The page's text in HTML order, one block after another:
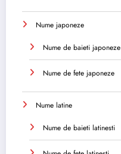
Nume japoneze
Nume de baieti japoneze
Nume de fete japoneze
Nume latine
Nume de baieti latinesti